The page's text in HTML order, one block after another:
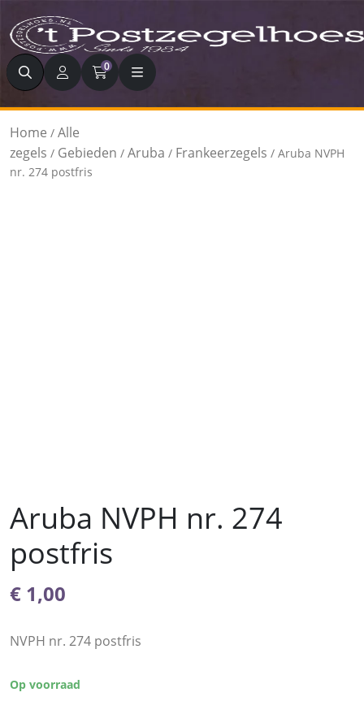
Zoeken 0
Home / Alle
zegels / Gebieden / Aruba / Frankeerzegels / Aruba NVPH
nr. 274 postfris
Aruba NVPH nr. 274
postfris
€ 1,00
NVPH nr. 274 postfris
Op voorraad